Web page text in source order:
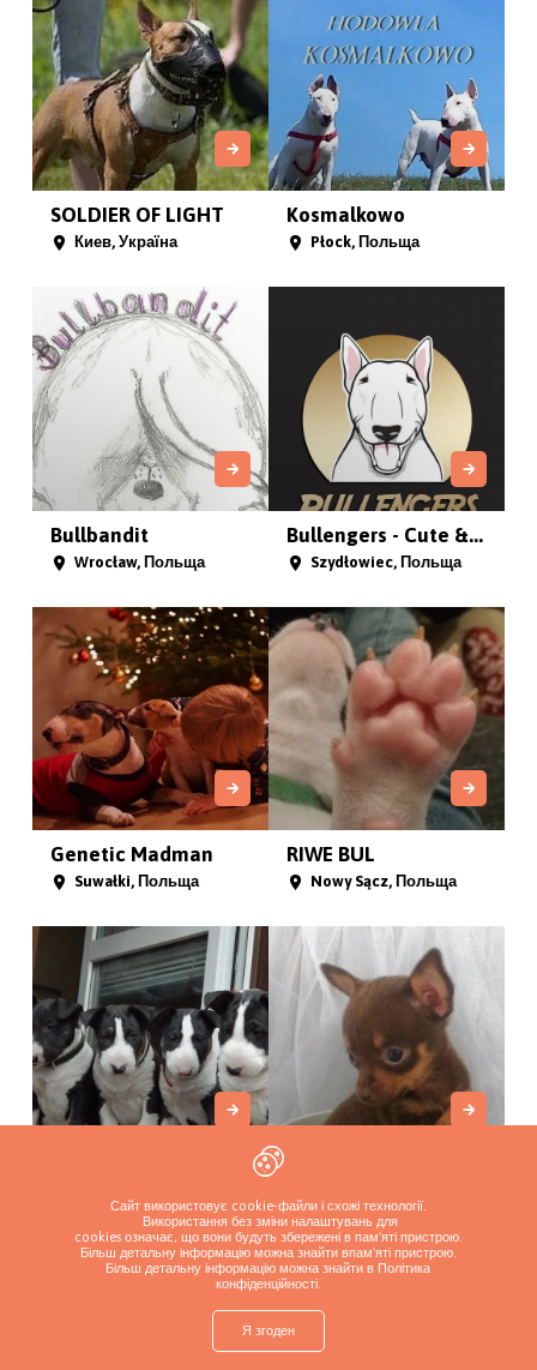
SOLDIER OF LIGHT
Киев, Україна
Kosmalkowo
Płock, Польща
Bullbandit
Wrocław, Польща
Bullengers - Cute &...
Szydłowiec, Польща
Genetic Madman
Suwałki, Польща
RIWE BUL
Nowy Sącz, Польща
Proszowice, Польща Запорожье, Україна
Додайте розплідник
Сайт використовує cookie-файли і схожі технології.
Використання без зміни налаштувань для
cookies означає, що вони будуть збережені в пам'яті пристрою.
Більш детальну інформацію можна знайти впам'яті пристрою.
Більш детальну інформацію можна знайти в Політика
конфіденційності.
Я згоден